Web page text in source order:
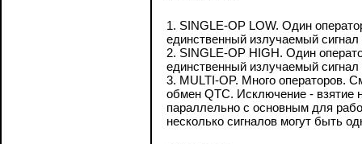
1. SINGLE-OP LOW. Один
единственный излучаемый
2. SINGLE-OP HIGH. Один
единственный излучаемый
3. MULTI-OP. Много операторов.
обмен QTC. Исключение - взятие
параллельно с основным для
несколько сигналов могут быть